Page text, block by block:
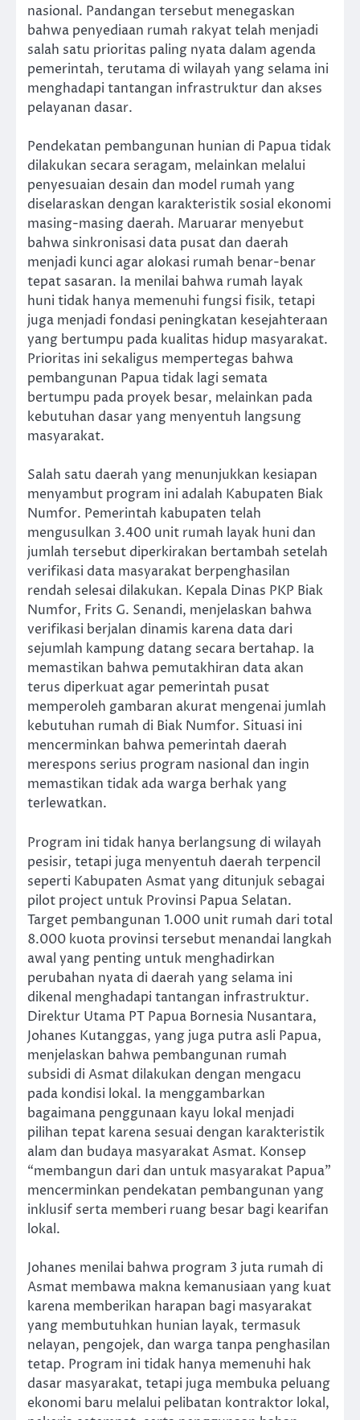
nasional. Pandangan tersebut menegaskan
bahwa penyediaan rumah rakyat telah menjadi
salah satu prioritas paling nyata dalam agenda
pemerintah, terutama di wilayah yang selama ini
menghadapi tantangan infrastruktur dan akses
pelayanan dasar.
Pendekatan pembangunan hunian di Papua tidak
dilakukan secara seragam, melainkan melalui
penyesuaian desain dan model rumah yang
diselaraskan dengan karakteristik sosial ekonomi
masing-masing daerah. Maruarar menyebut
bahwa sinkronisasi data pusat dan daerah
menjadi kunci agar alokasi rumah benar-benar
tepat sasaran. Ia menilai bahwa rumah layak
huni tidak hanya memenuhi fungsi fisik, tetapi
juga menjadi fondasi peningkatan kesejahteraan
yang bertumpu pada kualitas hidup masyarakat.
Prioritas ini sekaligus mempertegas bahwa
pembangunan Papua tidak lagi semata
bertumpu pada proyek besar, melainkan pada
kebutuhan dasar yang menyentuh langsung
masyarakat.
Salah satu daerah yang menunjukkan kesiapan
menyambut program ini adalah Kabupaten Biak
Numfor. Pemerintah kabupaten telah
mengusulkan 3.400 unit rumah layak huni dan
jumlah tersebut diperkirakan bertambah setelah
verifikasi data masyarakat berpenghasilan
rendah selesai dilakukan. Kepala Dinas PKP Biak
Numfor, Frits G. Senandi, menjelaskan bahwa
verifikasi berjalan dinamis karena data dari
sejumlah kampung datang secara bertahap. Ia
memastikan bahwa pemutakhiran data akan
terus diperkuat agar pemerintah pusat
memperoleh gambaran akurat mengenai jumlah
kebutuhan rumah di Biak Numfor. Situasi ini
mencerminkan bahwa pemerintah daerah
merespons serius program nasional dan ingin
memastikan tidak ada warga berhak yang
terlewatkan.
Program ini tidak hanya berlangsung di wilayah
pesisir, tetapi juga menyentuh daerah terpencil
seperti Kabupaten Asmat yang ditunjuk sebagai
pilot project untuk Provinsi Papua Selatan.
Target pembangunan 1.000 unit rumah dari total
8.000 kuota provinsi tersebut menandai langkah
awal yang penting untuk menghadirkan
perubahan nyata di daerah yang selama ini
dikenal menghadapi tantangan infrastruktur.
Direktur Utama PT Papua Bornesia Nusantara,
Johanes Kutanggas, yang juga putra asli Papua,
menjelaskan bahwa pembangunan rumah
subsidi di Asmat dilakukan dengan mengacu
pada kondisi lokal. Ia menggambarkan
bagaimana penggunaan kayu lokal menjadi
pilihan tepat karena sesuai dengan karakteristik
alam dan budaya masyarakat Asmat. Konsep
“membangun dari dan untuk masyarakat Papua”
mencerminkan pendekatan pembangunan yang
inklusif serta memberi ruang besar bagi kearifan
lokal.
Johanes menilai bahwa program 3 juta rumah di
Asmat membawa makna kemanusiaan yang kuat
karena memberikan harapan bagi masyarakat
yang membutuhkan hunian layak, termasuk
nelayan, pengojek, dan warga tanpa penghasilan
tetap. Program ini tidak hanya memenuhi hak
dasar masyarakat, tetapi juga membuka peluang
ekonomi baru melalui pelibatan kontraktor lokal,